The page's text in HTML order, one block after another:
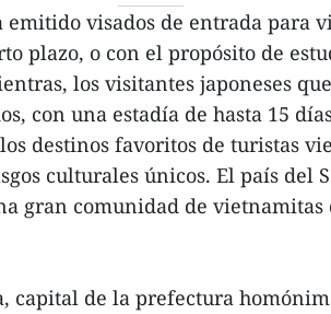
emitido visados de entrada para
plazo, o con el propósito de
los visitantes japoneses
con una estadía de hasta 15
destinos favoritos de turistas
culturales únicos. El país del
gran comunidad de vietnamitas
capital de la prefectura